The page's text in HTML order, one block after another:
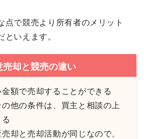
点で競売より所有者のメリット
といえます。
売却と競売の違い
金額で売却することができる
の他の条件は、買主と相談の上
却と売却活動が同じなので、